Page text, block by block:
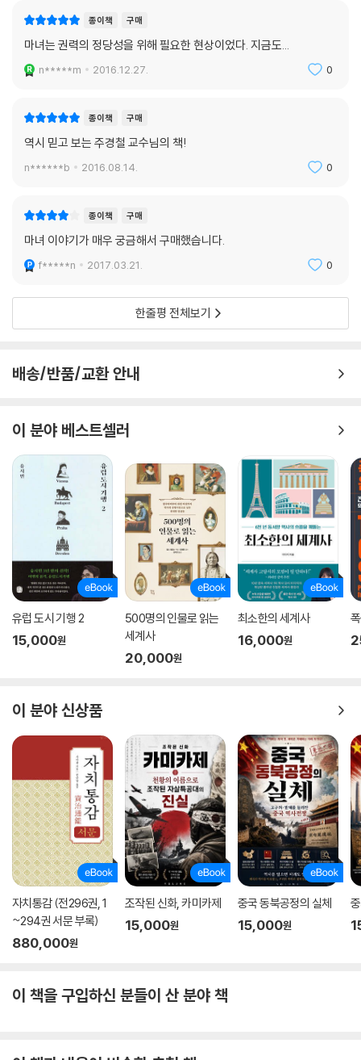
류의 믿음이 자신의 삶에 더 생생한 의미를 가지는지도 모른다. 기독교의
표피 아래 이런 고대적인 믿음이 면면히 이어져 왔을 터이지만, 결국 교회
_Ⅲ. 민중 신앙과 마술, 78~79쪽
이제 교황청이 사바스의 존재를 거론하고 그것을 척결해야 한다고 주장하
고 나섰다. 최고의 권위를 가진 기관에서 최악의 죄를 규정한 것이다. 이 문
으로 거론했다는 것은 대단히 중요한 사실이다. 물론 이런 문건은 일방적
를 신과 동급으로 파악하는 과격한 이원론 교리를 주장했는지는 알 수 없
다. 아마도 성체성사를 부정하는 경향, 말하자면 반反성직자주의의 움직
임을 띠는 강고한 파당을 고발하는 가운데 이들을 악마숭배자로 몰아갔을
가능성이 크다. 문제는 이런 식의 비난, 곧 이 세상에 악마가 심대한 영향을
이 널리 퍼지기 시작했다는 사실이다. 민간 신앙의 마녀가 정식으로 악마
의 숭배자이자 하수인으로 ‘업그레이드’되기 시작한 것이다.
했다. 예컨대 1460년경 조르단스(Jordanes of Bergamo)는 사악한 영
마녀가 기이한 마법을 부리며 날아 이동한다는 것으로 착각하게 된다는 의
학적 설명을 했다(Maxwell-Stuarrt, 43). 알퐁소 드 스피나(Alphonso
de Spina) 역시 기이한 설명을 제시한다. 악마가 마녀들의 환상을 이 끌
어 이동시킨다는 것이다. 이때 몸은 안 보이고, 다만 환상으로만 그곳에 가
서 악행을 벌이며, 이 일이 끝난 후 악마가 환상과 몸을 다시 결합시킨다.
결국은 몸은 움직이지 않고 영혼만 움직인다는 설명이다(Broedel 2013,
45). 이는 마녀 혐의자의 잘못을 거론하면서도 실제 비행은 부인하는 어
정쩡한 주장이라 할 수 있다. 여기에서 한 걸음 더 나아가서 실제로 육체가
날아가서 사바스에 참석하고 악마와 실제로 육체적 성관계를 해야 본격적
인 마녀가 된다. 15세기 이후 사바스 개념이 자리 잡아 가는 동시에 점차 더
많은 사람들이 마녀가 날아다닌다는 사실을 수용하게 되었다.
특히 문제가 되는 것은 경계에 서 있는 존재였다. 천사와 악마 어느 쪽의 지
도를 받는지 애매한 존재, 아군과 적군의 경계를 넘나드는 자, 무엇보다 신
이 정한 남녀의 질서를 교란하는 자가 최대의 의심의 대상이었다. 더구나
자신이 신의 뜻을 받았다고 주장하는 여성들은 극도의 의심을 받았다. 잔
다르크가 대표적인 사례이다. 니더 역시 잔다르크를 중요한 사례로 지목하
고 있다(Nider, 8.09). “나는 신학자이며 파리 대학 대사인 니콜라스 아미
쿠스(Nicolas Amicus)에게 소식을 들었다”고 말하는 데에서 알 수 있듯
이 그는 바젤 공의회에 참석했다가 잔다르크에 대한 정보를 들었을 것이다
(Nider, 8.11). 그가 들어 알고 있는 중요한 정보는 그녀가 남자 옷을 입는
다는 점, 그러면서도 자신은 여성이며 처녀라고 주장한다는 점, 그리고 신
이 그녀를 보내 프랑스를 도우라고 주장한다는 점 등이다. 그녀는 군인처
럼 말을 타고 장래 있을 수많은 승리를 예언하며, 실제 여러 번 군사적 성공
으로 이끄는 등 많은 놀라운 일을 수행하여 프랑스뿐 아니라 다른 나라 사
에 강한 의심을 표한다. 당대 많은 사제들과 수사들 모두 그녀를 인도하는
게 악마적인 영인지 신적인 영인지 궁금해 하며, 박학한 학자들이 이 주제
종이책 구매
마녀는 권력의 정당성을 위해 필요한 현상이었다. 지금도...
n*****m 2016.12.27. 0
종이책 구매
역시 믿고 보는 주경철 교수님의 책!
n******b 2016.08.14. 0
종이책 구매
마녀 이야기가 매우 궁금해서 구매했습니다.
f*****n 2017.03.21. 0
한줄평 전체보기
배송/반품/교환 안내
이 분야 베스트셀러
유럽 도시 기행 2
15,000원
500명의 인물로 읽는
세계사
20,000원
최소한의 세계사
16,000원
이 분야 신상품
자치통감 (전296권, 1
~294권 서문 부록)
880,000원
조작된 신화, 카미카제
15,000원
중국 동북공정의 실체
15,000원
이 책을 구입하신 분들이 산 분야 책